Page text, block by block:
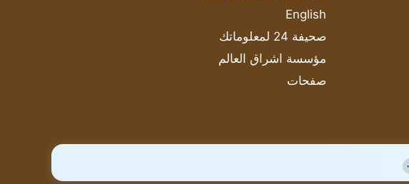
English
صحيفة 24 لمعلوماتك
مؤسسة اشراق العالم
صفحات